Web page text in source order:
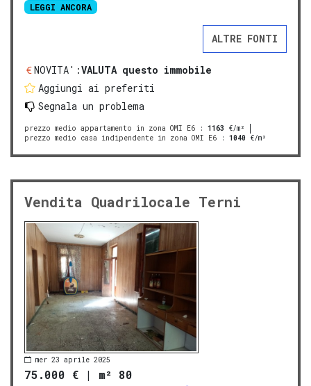
LEGGI ANCORA
ALTRE FONTI
NOVITA':VALUTA questo immobile
Aggiungi ai preferiti
Segnala un problema
prezzo medio appartamento in zona OMI E6 : 1163 €/m²
prezzo medio casa indipendente in zona OMI E6 : 1040 €/m²
Vendita Quadrilocale Terni
mer 23 aprile 2025
75.000 € | m² 80